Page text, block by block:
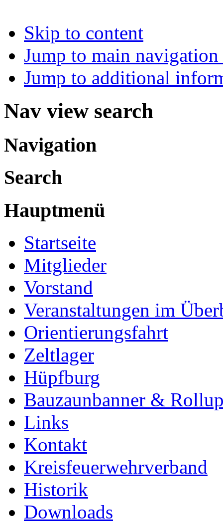
Skip to content
Jump to main
Jump to additional
Nav view search
Navigation
Search
Hauptmenü
Startseite
Mitglieder
Vorstand
Veranstaltungen im
Orientierungsfahrt
Zeltlager
Hüpfburg
Bauzaunbanner &
Links
Kontakt
Kreisfeuerwehrverband
Historik
Downloads